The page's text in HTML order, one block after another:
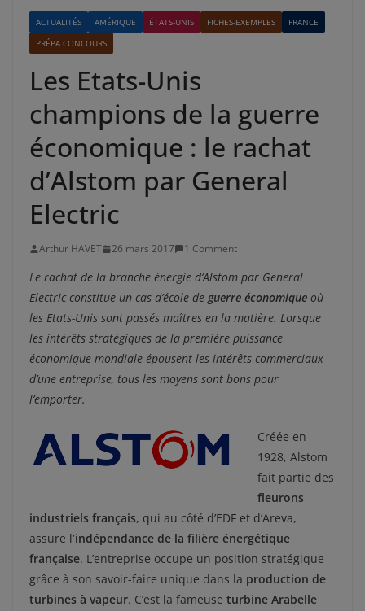
ACTUALITÉS AMÉRIQUE ÉTATS-UNIS FICHES-EXEMPLES
FRANCE
PRÉPA CONCOURS
Les Etats-Unis
champions de la guerre
économique : le rachat
d’Alstom par General
Electric
Arthur HAVET 26 mars 2017 1 Comment
Le rachat de la branche énergie d’Alstom par General
Electric constitue un cas d’école de guerre économique où
les Etats-Unis sont passés maîtres en la matière. Lorsque
les intérêts stratégiques de la première puissance
économique mondiale épousent les intérêts commerciaux
d’une entreprise, tous les moyens sont bons pour
l’emporter.
Créée en
1928, Alstom
fait partie des
fleurons
industriels français, qui au côté d’EDF et d’Areva,
assure l’indépendance de la filière énergétique
française. L’entreprise occupe un position stratégique
grâce à son savoir-faire unique dans la production de
turbines à vapeur. C’est la fameuse turbine Arabelle